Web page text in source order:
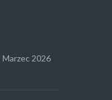
Marzec 2026